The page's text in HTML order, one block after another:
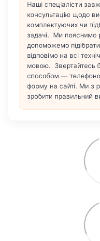
Наші спеціалісти
консультацію щодо
комплектуючих чи
задачі. Ми пояснимо
допоможемо
відповімо на всі
мовою. Звертайтесь
способом —
форму на сайті. Ми з
зробити правильний